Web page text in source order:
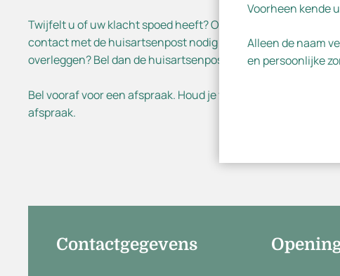
Twijfelt u of uw klacht spoed heeft? Op
contact met de huisartsenpost nodig is en wat u op dat
overleggen? Bel dan de huisartsenpost.
Bel vooraf voor een afspraak. Houd je
afspraak.
Contactgegevens
Voorheen kende
Alleen de naam
en persoonlijke